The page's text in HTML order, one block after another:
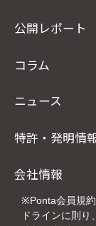
公開レポート
コラム
ニュース
特許・発明情
会社情報
※Ponta会員規
ドラインに則